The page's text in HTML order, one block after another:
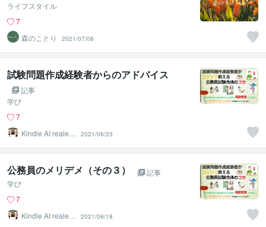
ライフスタイル
7
森のことり
2021/07/08
試験問題作成経験者からのアドバイス
記事
学び
7
Kindle AI realest
2021/06/23
公務員のメリデメ（その３）
記事
学び
7
Kindle AI realest
2021/06/18